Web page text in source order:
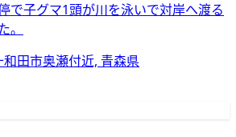
で子グマ1頭が川を泳いで対岸へ渡る
。
田市奥瀬付近, 青森県